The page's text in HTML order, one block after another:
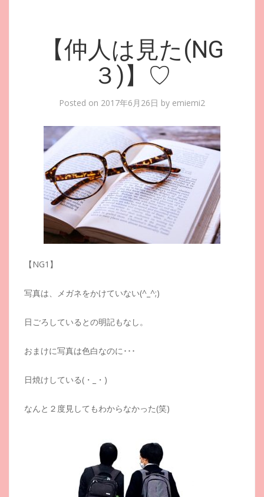
【仲人は見た(NG
３)】♡
Posted on 2017年6月26日 by emiemi2
【NG1】
写真は、メガネをかけていない(^_^;)
日ごろしているとの明記もなし。
おまけに写真は色白なのに･･･
日焼けしている(・_・)
なんと２度見してもわからなかった(笑)